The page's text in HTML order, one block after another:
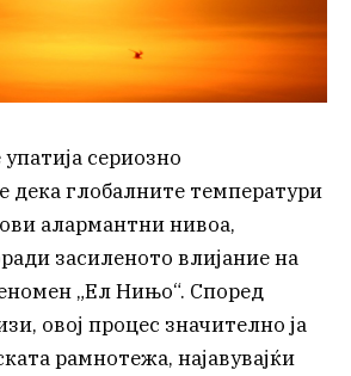
сериозно
дека глобалните температури
алармантни нивоа,
засиленото влијание на
„Ел Нињо“. Според
овој процес значително ја
рамнотежа, најавувајќи